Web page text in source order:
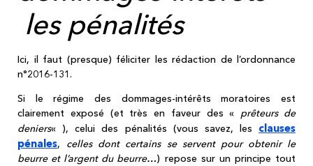
les pénalités
Ici, il faut (presque) féliciter les rédaction de l’ordonnance
n°2016-131.
Si le régime des dommages-intérêts moratoires est
clairement exposé (et très en faveur des « prêteurs de
deniers« ), celui des pénalités (vous savez, les clauses
pénales, celles dont certains se servent pour obtenir le
beurre et l’argent du beurre…) repose sur un principe tout